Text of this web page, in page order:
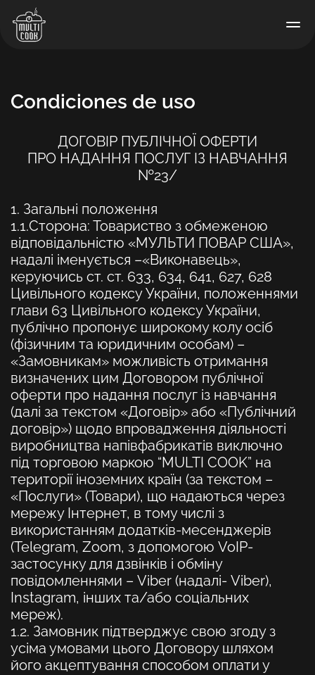
Condiciones de uso
ДОГОВІР ПУБЛІЧНОЇ ОФЕРТИ
ПРО НАДАННЯ ПОСЛУГ ІЗ НАВЧАННЯ
№23/
1. Загальні положення
1.1.Сторона: Товариство з обмеженою
відповідальністю «МУЛЬТИ ПОВАР США»,
надалі іменується –«Виконавець»,
керуючись ст. ст. 633, 634, 641, 627, 628
Цивільного кодексу України, положеннями
глави 63 Цивільного кодексу України,
публічно пропонує широкому колу осіб
(фізичним та юридичним особам) –
«Замовникам» можливість отримання
визначених цим Договором публічної
оферти про надання послуг із навчання
(далі за текстом «Договір» або «Публічний
договір») щодо впровадження діяльності
виробництва напівфабрикатів виключно
під торговою маркою “MULTI COOK” на
території іноземних країн (за текстом –
«Послуги» (Товари), що надаються через
мережу Інтернет, в тому числі з
використанням додатків-месенджерів
(Telegram, Zoom, з допомогою VoIP-
застосунку для дзвінків і обміну
повідомленнями – Viber (надалі- Viber),
Instagram, інших та/або соціальних
мереж).
1.2. Замовник підтверджує свою згоду з
усіма умовами цього Договору шляхом
його акцептування способом оплати у